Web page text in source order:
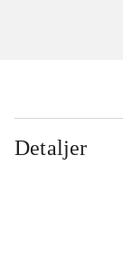
Detaljer